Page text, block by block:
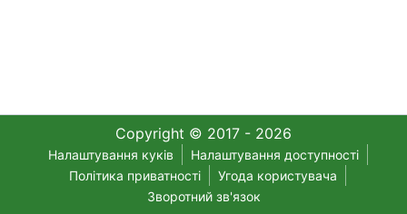
Copyright © 2017 - 2026
Налаштування куків
Налаштування доступності
Політика приватності
Угода користувача
Зворотний зв'язок